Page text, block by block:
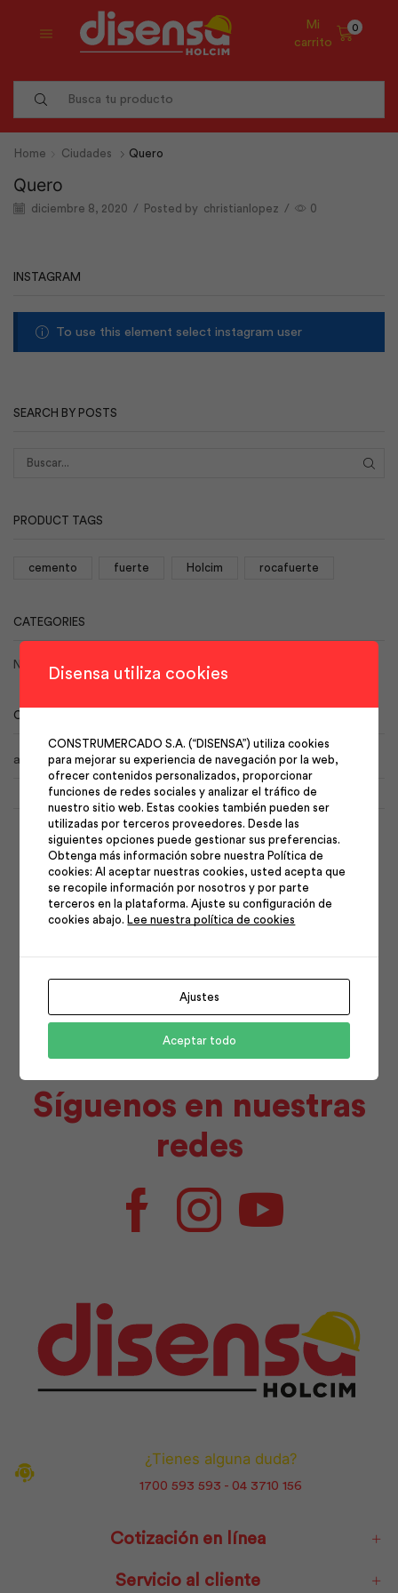
Mi
carrito
0
Home Ciudades Quero
Quero
diciembre 8, 2020 / Posted by christianlopez / 0
INSTAGRAM
To use this element select instagram user
SEARCH BY POSTS
PRODUCT TAGS
cemento fuerte Holcim rocafuerte
CATEGORIES
No hay categorías
CALENDAR
agosto 2026
M X J V S
1
4 5 6 7 8
11 12 13 14 15
18 19 20 21 22
Síguenos en nuestras
redes
FacebookInstagramYoutube
¿Tienes alguna duda?
1700 593 593 - 04 3710 156
Cotización en línea
Servicio al cliente
Disensa utiliza cookies
CONSTRUMERCADO S.A. (“DISENSA”) utiliza cookies
para mejorar su experiencia de navegación por la web,
ofrecer contenidos personalizados, proporcionar
funciones de redes sociales y analizar el tráfico de
nuestro sitio web. Estas cookies también pueden ser
utilizadas por terceros proveedores. Desde las
siguientes opciones puede gestionar sus preferencias.
Obtenga más información sobre nuestra Política de
cookies: Al aceptar nuestras cookies, usted acepta que
se recopile información por nosotros y por parte
terceros en la plataforma. Ajuste su configuración de
cookies abajo.
Lee nuestra política de cookies
Ajustes
Aceptar todo